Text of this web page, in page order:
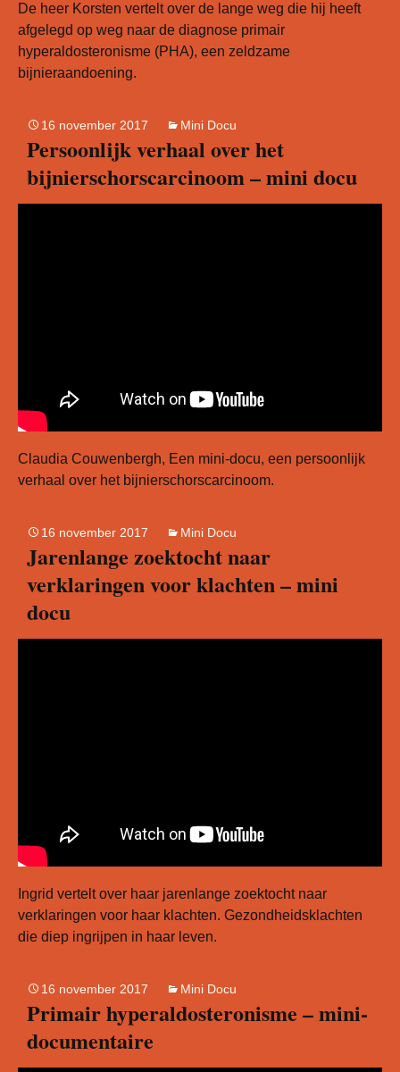
De heer Korsten vertelt over de lange weg die hij heeft
afgelegd op weg naar de diagnose primair
hyperaldosteronisme (PHA), een zeldzame
bijnieraandoening.
16 november 2017 Mini Docu
Persoonlijk verhaal over het
bijnierschorscarcinoom – mini docu
Claudia Couwenbergh, Een mini-docu, een persoonlijk
verhaal over het bijnierschorscarcinoom.
16 november 2017 Mini Docu
Jarenlange zoektocht naar
verklaringen voor klachten – mini
docu
Ingrid vertelt over haar jarenlange zoektocht naar
verklaringen voor haar klachten. Gezondheidsklachten
die diep ingrijpen in haar leven.
16 november 2017 Mini Docu
Primair hyperaldosteronisme – mini-
documentaire